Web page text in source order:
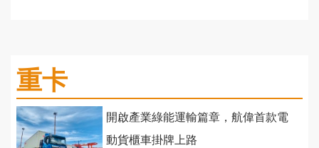
重卡
開啟產業綠能運輸篇章，航偉首款電
動貨櫃車掛牌上路